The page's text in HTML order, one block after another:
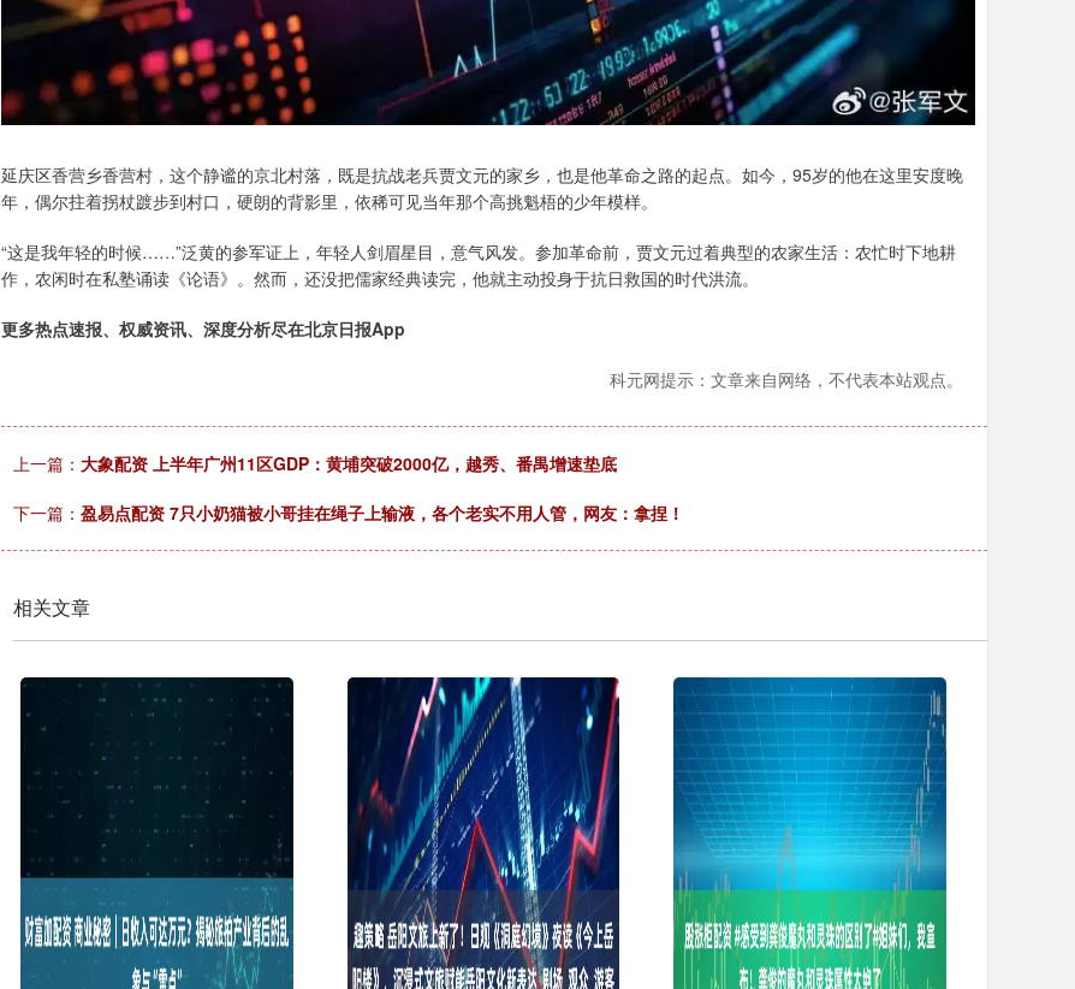
延庆区香营乡香营村，这个静谧的京北村落，既是抗战老兵贾文元的家乡，也是他革命之路的起点。如今，95岁的他在这里安度晚
年，偶尔拄着拐杖踱步到村口，硬朗的背影里，依稀可见当年那个高挑魁梧的少年模样。
“这是我年轻的时候……”泛黄的参军证上，年轻人剑眉星目，意气风发。参加革命前，贾文元过着典型的农家生活：农忙时下地耕
作，农闲时在私塾诵读《论语》。然而，还没把儒家经典读完，他就主动投身于抗日救国的时代洪流。
更多热点速报、权威资讯、深度分析尽在北京日报App
科元网提示：文章来自网络，不代表本站观点。
上一篇： 大象配资 上半年广州11区GDP：黄埔突破2000亿，越秀、番禺增速垫底
下一篇： 盈易点配资 7只小奶猫被小哥挂在绳子上输液，各个老实不用人管，网友：拿捏！
相关文章